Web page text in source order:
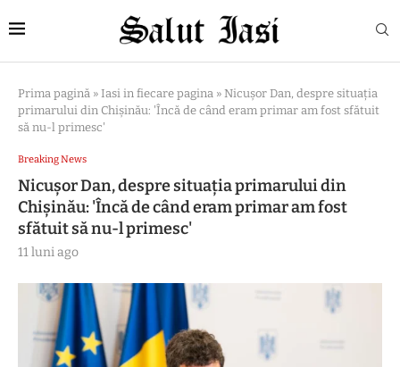
Prima pagină » Iasi in fiecare pagina » Nicușor Dan, despre situația
primarului din Chișinău: 'Încă de când eram primar am fost sfătuit
să nu-l primesc'
Breaking News
Nicușor Dan, despre situația primarului din
Chișinău: 'Încă de când eram primar am fost
sfătuit să nu-l primesc'
11 luni ago